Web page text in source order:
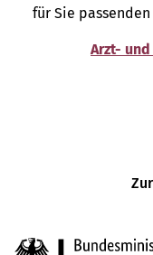
für Sie
Arzt-